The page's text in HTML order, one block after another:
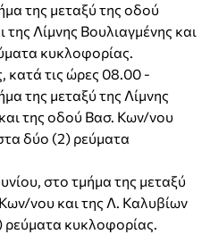
της μεταξύ της οδού
Λίμνης Βουλιαγμένης και
κυκλοφορίας.
κατά τις ώρες 08.00 -
της μεταξύ της Λίμνης
της οδού Βασ. Κων/νου
δύο (2) ρεύματα
στο τμήμα της μεταξύ
νου και της Λ. Καλυβίων
ρεύματα κυκλοφορίας.